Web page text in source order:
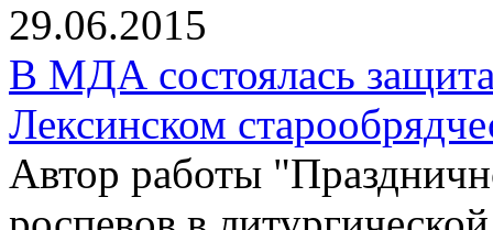
29.06.2015
В МДА состоялась
Лексинском
Автор работы